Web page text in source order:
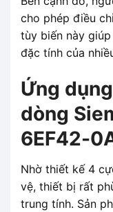
cho phép điều
tùy biến này
đặc tính của
Ứng
dòng
6EF42-
Nhờ thiết kế 4
vệ, thiết bị rất
trung tính. Sản